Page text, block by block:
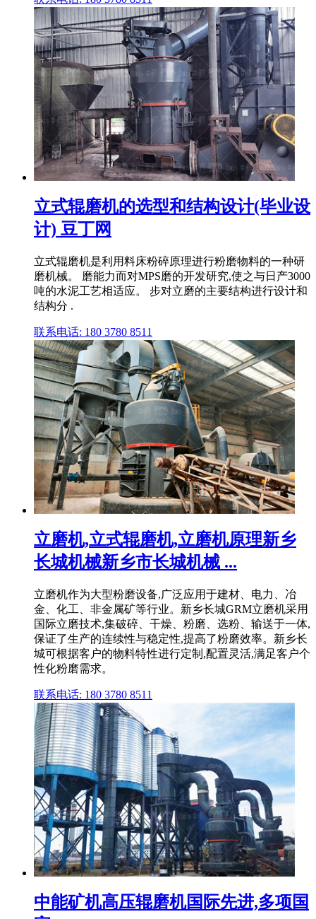
立式辊磨机的选型和结构设计(毕业设
计) 豆丁网
立式辊磨机是利用料床粉碎原理进行粉磨物料的一种研
磨机械。 磨能力而对MPS磨的开发研究,使之与日产3000
吨的水泥工艺相适应。 步对立磨的主要结构进行设计和
结构分 .
联系电话: 180 3780 8511
立磨机,立式辊磨机,立磨机原理新乡
长城机械新乡市长城机械 ...
立磨机作为大型粉磨设备,广泛应用于建材、电力、冶
金、化工、非金属矿等行业。新乡长城GRM立磨机采用
国际立磨技术,集破碎、干燥、粉磨、选粉、输送于一体,
保证了生产的连续性与稳定性,提高了粉磨效率。新乡长
城可根据客户的物料特性进行定制,配置灵活,满足客户个
性化粉磨需求。
联系电话: 180 3780 8511
中能矿机高压辊磨机国际先进,多项国